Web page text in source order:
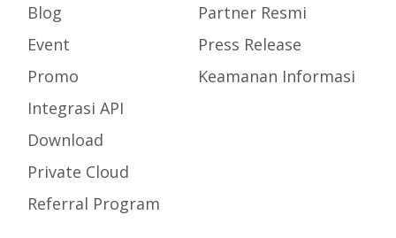
Blog
Event
Promo
Integrasi API
Download
Private Cloud
Referral Program
Partner Resmi
Press Release
Keamanan Informasi